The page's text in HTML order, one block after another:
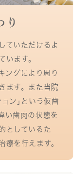
り
ていただけるよ
います。
ングにより周り
ます。また当院
ン｣という仮歯
い歯肉の状態を
としているた
療を行えます。